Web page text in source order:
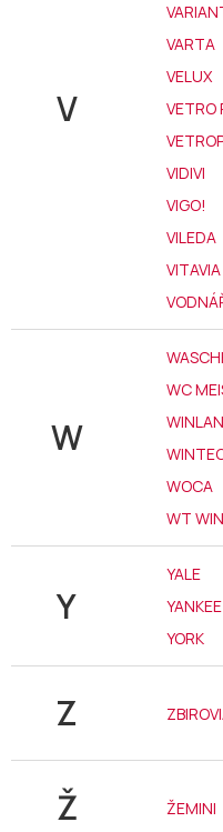
V
VARTA
VELUX
VETRO
VIDIVI
VIGO!
VILEDA
W
WC
WOCA
WT
Y
YALE
YORK
Z
Ž ŽEMINI